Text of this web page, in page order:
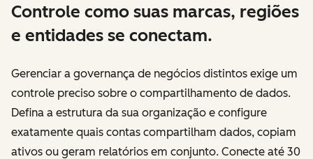
Controle como suas marcas, regiões
e entidades se conectam.
Gerenciar a governança de negócios distintos exige um
controle preciso sobre o compartilhamento de dados.
Defina a estrutura da sua organização e configure
exatamente quais contas compartilham dados, copiam
ativos ou geram relatórios em conjunto. Conecte até 30